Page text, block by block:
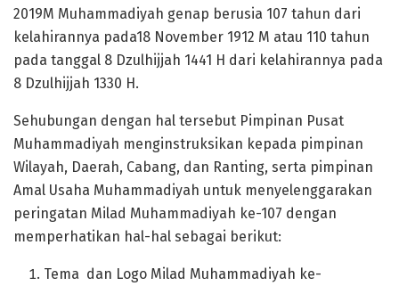
2019M Muhammadiyah genap berusia 107 tahun dari
kelahirannya pada18 November 1912 M atau 110 tahun
pada tanggal 8 Dzulhijjah 1441 H dari kelahirannya pada
8 Dzulhijjah 1330 H.
Sehubungan dengan hal tersebut Pimpinan Pusat
Muhammadiyah menginstruksikan kepada pimpinan
Wilayah, Daerah, Cabang, dan Ranting, serta pimpinan
Amal Usaha Muhammadiyah untuk menyelenggarakan
peringatan Milad Muhammadiyah ke-107 dengan
memperhatikan hal-hal sebagai berikut:
Tema dan Logo Milad Muhammadiyah ke-